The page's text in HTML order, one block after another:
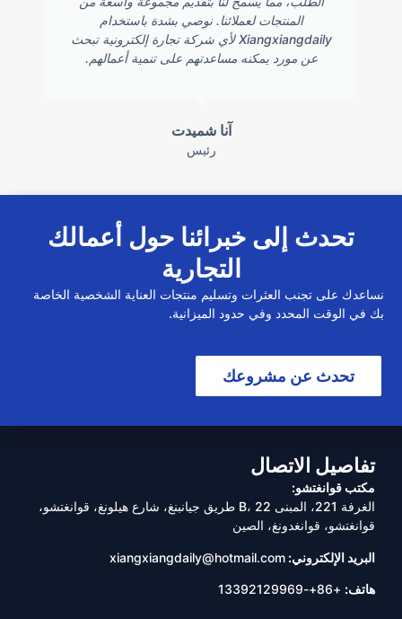
المنتجات لعملائنا. نوصي بشدة باستخدام
Xiangxiangdaily لأي شركة تجارة إلكترونية تبحث
عن مورد يمكنه مساعدتهم على تنمية أعمالهم.
آنا شميدت
رئيس
تحدث إلى خبرائنا حول أعمالك
التجارية
نساعدك على تجنب العثرات وتسليم منتجات العناية الشخصية الخاصة
بك في الوقت المحدد وفي حدود الميزانية.
تحدث عن مشروعك
تفاصيل الاتصال
مكتب قوانغتشو:
الغرفة 221، المبنى B، 22 طريق جيانبنغ، شارع هيلونغ، قوانغتشو،
قوانغتشو، قوانغدونغ، الصين
البريد الإلكتروني: xiangxiangdaily@hotmail.com
هاتف:+86+-13392129969